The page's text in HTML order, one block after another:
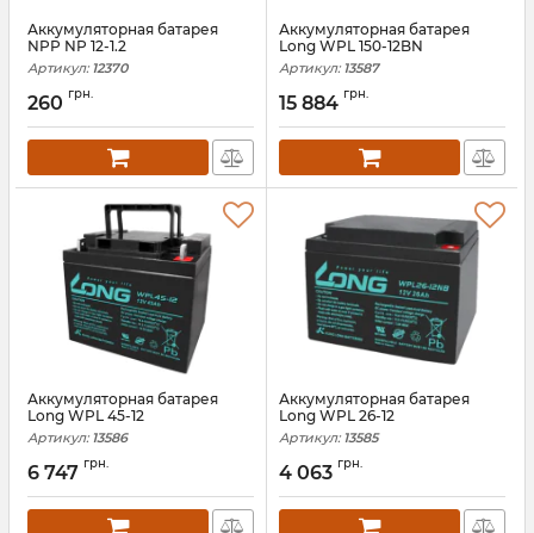
Аккумуляторная батарея
NPP NP 12-1.2
Артикул: 12370
260 грн.
Аккумуляторная батарея
Long WPL 150-12BN
Артикул: 13587
15 884 грн.
Аккумуляторная батарея
Long WPL 45-12
Артикул: 13586
6 747 грн.
Аккумуляторная батарея
Long WPL 26-12
Артикул: 13585
4 063 грн.